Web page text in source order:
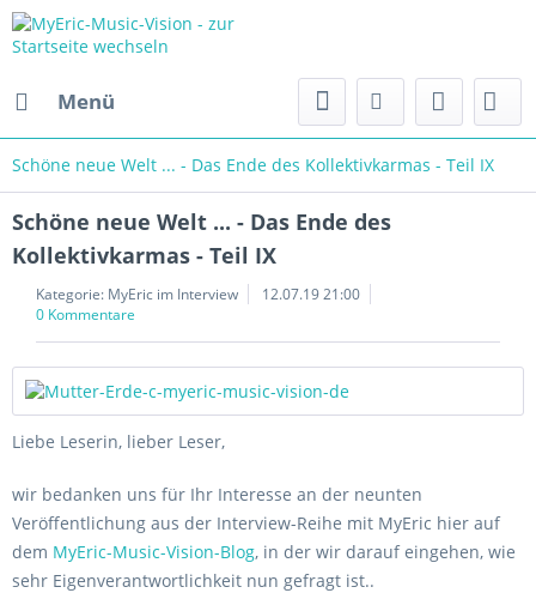
Menü
Schöne neue Welt ... - Das Ende des Kollektivkarmas - Teil IX
Schöne neue Welt ... - Das Ende des
Kollektivkarmas - Teil IX
Kategorie: MyEric im Interview
12.07.19 21:00
0 Kommentare
Liebe Leserin, lieber Leser,
wir bedanken uns für Ihr Interesse an der neunten
Veröffentlichung aus der Interview-Reihe mit MyEric hier auf
dem MyEric-Music-Vision-Blog, in der wir darauf eingehen, wie
sehr Eigenverantwortlichkeit nun gefragt ist..